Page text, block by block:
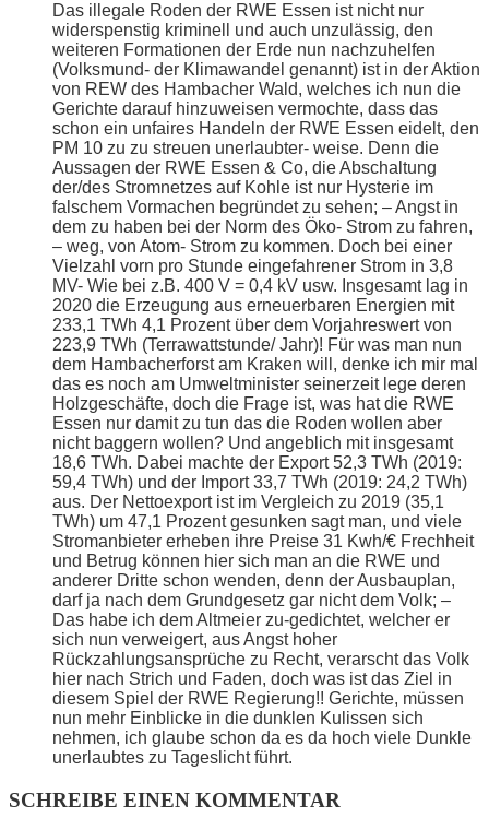
Das illegale Roden der RWE Essen ist nicht nur
widerspenstig kriminell und auch unzulässig, den
weiteren Formationen der Erde nun nachzuhelfen
(Volksmund- der Klimawandel genannt) ist in der Aktion
von REW des Hambacher Wald, welches ich nun die
Gerichte darauf hinzuweisen vermochte, dass das
schon ein unfaires Handeln der RWE Essen eidelt, den
PM 10 zu zu streuen unerlaubter- weise. Denn die
Aussagen der RWE Essen & Co, die Abschaltung
der/des Stromnetzes auf Kohle ist nur Hysterie im
falschem Vormachen begründet zu sehen; – Angst in
dem zu haben bei der Norm des Öko- Strom zu fahren,
– weg, von Atom- Strom zu kommen. Doch bei einer
Vielzahl vorn pro Stunde eingefahrener Strom in 3,8
MV- Wie bei z.B. 400 V = 0,4 kV usw. Insgesamt lag in
2020 die Erzeugung aus erneuerbaren Energien mit
233,1 TWh 4,1 Prozent über dem Vorjahreswert von
223,9 TWh (Terrawattstunde/ Jahr)! Für was man nun
dem Hambacherforst am Kraken will, denke ich mir mal
das es noch am Umweltminister seinerzeit lege deren
Holzgeschäfte, doch die Frage ist, was hat die RWE
Essen nur damit zu tun das die Roden wollen aber
nicht baggern wollen? Und angeblich mit insgesamt
18,6 TWh. Dabei machte der Export 52,3 TWh (2019:
59,4 TWh) und der Import 33,7 TWh (2019: 24,2 TWh)
aus. Der Nettoexport ist im Vergleich zu 2019 (35,1
TWh) um 47,1 Prozent gesunken sagt man, und viele
Stromanbieter erheben ihre Preise 31 Kwh/€ Frechheit
und Betrug können hier sich man an die RWE und
anderer Dritte schon wenden, denn der Ausbauplan,
darf ja nach dem Grundgesetz gar nicht dem Volk; –
Das habe ich dem Altmeier zu-gedichtet, welcher er
sich nun verweigert, aus Angst hoher
Rückzahlungsansprüche zu Recht, verarscht das Volk
hier nach Strich und Faden, doch was ist das Ziel in
diesem Spiel der RWE Regierung!! Gerichte, müssen
nun mehr Einblicke in die dunklen Kulissen sich
nehmen, ich glaube schon da es da hoch viele Dunkle
unerlaubtes zu Tageslicht führt.
SCHREIBE EINEN KOMMENTAR